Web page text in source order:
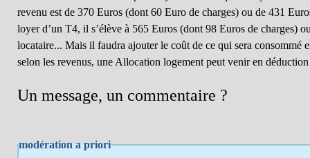
revenu est de 370 Euros (dont 60 Euro de charges) ou de 431
loyer d’un T4, il s’élève à 565 Euros (dont 98 Euros de charges)
locataire... Mais il faudra ajouter le coût de ce qui sera consommé
selon les revenus, une Allocation logement peut venir en déduction
Un message, un commentaire ?
modération a priori